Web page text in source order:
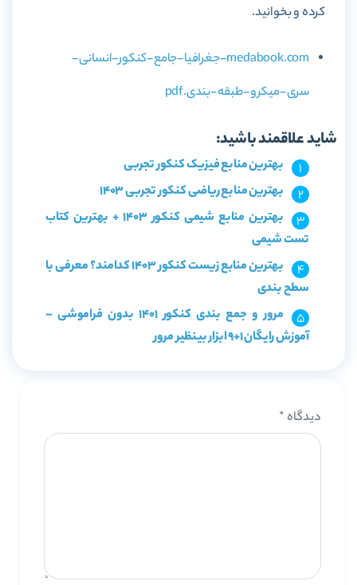
کرده و بخوانید.
medabook.com-جغرافیا-جامع-کنکور-انسانی-
سری-میکرو-طبقه-بندی.pdf
شاید علاقمند باشید:
بهترین منابع فیزیک کنکور تجربی
بهترین منابع ریاضی کنکور تجربی 1403
بهترین منابع شیمی کنکور 1403 + بهترین کتاب
تست شیمی
بهترین منابع زیست کنکور 1403 کدامند؟ معرفی با
سطح بندی
مرور و جمع بندی کنکور 1401 بدون فراموشی –
آموزش رایگان 1+9 ابزار بینظیر مرور
دیدگاه *